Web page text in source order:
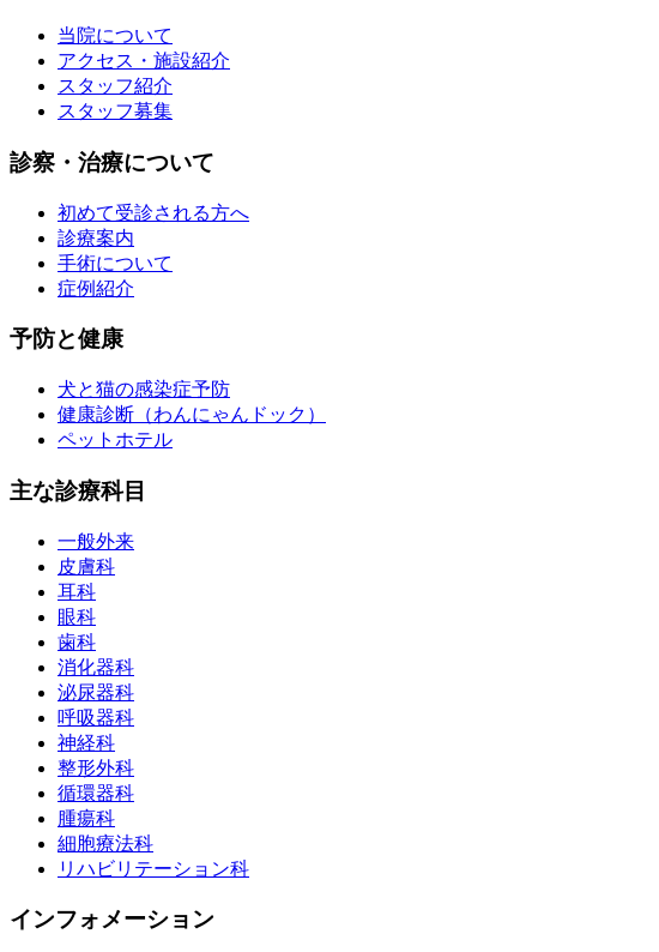
当院について
アクセス・施設紹介
スタッフ紹介
スタッフ募集
診察・治療について
初めて受診される方へ
診療案内
手術について
症例紹介
予防と健康
犬と猫の感染症予防
健康診断（わんにゃんドック）
ペットホテル
主な診療科目
一般外来
皮膚科
耳科
眼科
歯科
消化器科
泌尿器科
呼吸器科
神経科
整形外科
循環器科
腫瘍科
細胞療法科
リハビリテーション科
インフォメーション